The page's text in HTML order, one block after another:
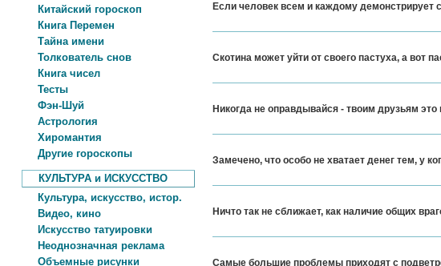
Китайский гороскоп
Книга Перемен
Тайна имени
Толкователь снов
Книга чисел
Тесты
Фэн-Шуй
Астрология
Хиромантия
Другие гороскопы
КУЛЬТУРА и ИСКУССТВО
Культура, искусство, истор.
Видео, кино
Искусство татуировки
Неоднозначная реклама
Объемные рисунки
Если человек всем и каждому демонстрирует
Скотина может уйти от своего пастуха, а вот
Никогда не оправдывайся - твоим друзьям это
Замечено, что особо не хватает денег тем, у
Ничто так не сближает, как наличие общих
Самые большие проблемы приходят с